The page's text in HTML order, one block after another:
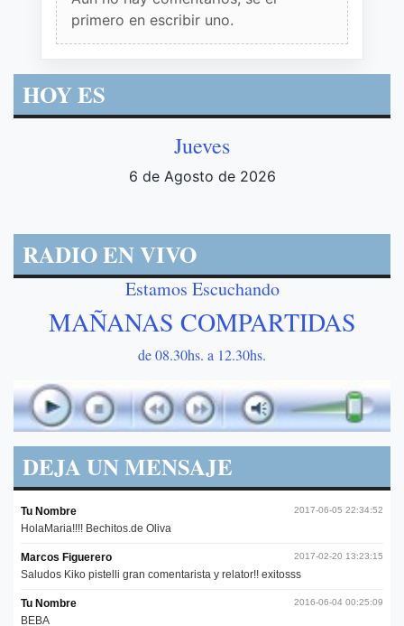
primero en escribir uno.
HOY ES
Jueves
6 de Agosto de 2026
RADIO EN VIVO
Estamos Escuchando
MAÑANAS COMPARTIDAS
de 08.30hs. a 12.30hs.
DEJA UN MENSAJE